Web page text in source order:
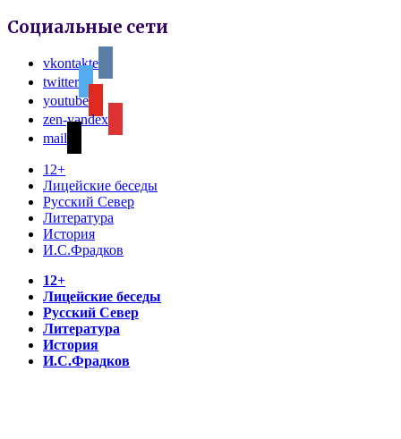
Социальные сети
vkontakte
twitter
youtube
zen-yandex
mail
12+
Лицейские беседы
Русский Север
Литература
История
И.С.Фрадков
12+
Лицейские беседы
Русский Север
Литература
История
И.С.Фрадков